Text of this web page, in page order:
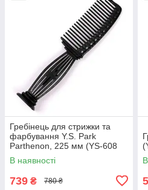
Гребінець для стрижки та
фарбування Y.S. Park
Parthenon, 225 мм (YS-608
Carbon Black)
В наявності
739 ₴ 780 ₴